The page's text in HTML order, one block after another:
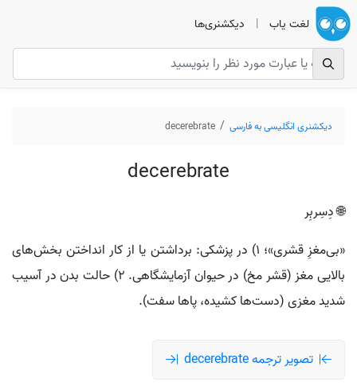
لغت یاب | دیکشنری‌ها
دیکشنری انگلیسی به فارسی decerebrate
decerebrate
🌐 دِسِربِر
«بی‌مغزِ قشری»؛ ۱) در پزشکی: برداشتن یا از کار انداختن بخش‌های
بالایی مغز (قشر مخ) در حیوان آزمایشگاهی. ۲) حالت بدن در آسیب
شدید مغزی (دست‌ها کشیده، پاها سفت).
تصویر ترجمه decerebrate